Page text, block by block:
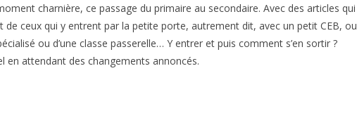
charnière, ce passage du primaire au secondaire. Avec des articles qui
de ceux qui y entrent par la petite porte, autrement dit, avec un petit CEB, ou
ou d’une classe passerelle… Y entrer et puis comment s’en sortir ?
en attendant des changements annoncés.